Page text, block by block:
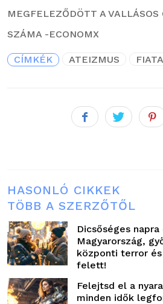
MEGFELEZŐDÖTT A VALLÁSOS
SZÁMA -ECONOMX
CÍMKÉK ATEIZMUS
HASONLÓ CIKKEK
TÖBB A SZERZŐTŐL
Dicsőséges
Magyarország,
központi terror
felett!
Felejtsd el a
minden idők